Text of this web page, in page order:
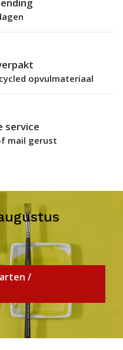
opvulmateriaal
service
mail gerust
/